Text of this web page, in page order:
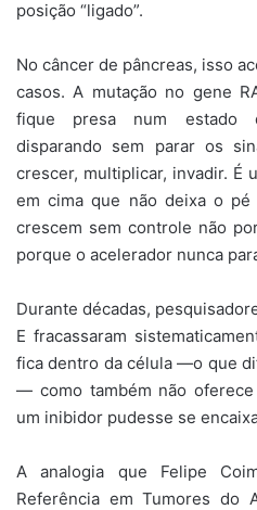
posição “ligado”.
No câncer de pâncreas, isso
casos. A mutação no gene
fique presa num estado
disparando sem parar os
crescer, multiplicar, invadir. É
em cima que não deixa o pé
crescem sem controle não
porque o acelerador nunca
Durante décadas,
E fracassaram
fica dentro da célula —o que
— como também não
um inibidor pudesse se
A analogia que Felipe
Referência em Tumores do